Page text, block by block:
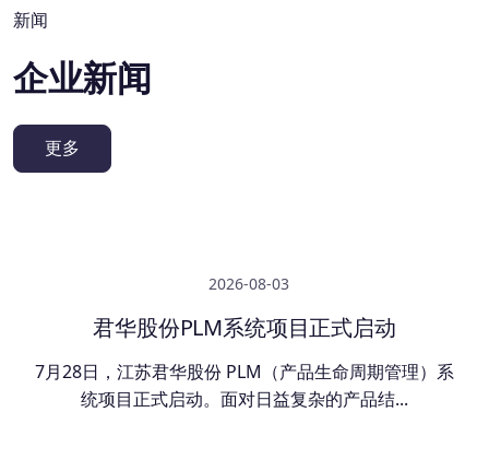
新闻
企业新闻
更多
2026-08-03
君华股份PLM系统项目正式启动
7月28日，江苏君华股份 PLM（产品生命周期管理）系
统项目正式启动。面对日益复杂的产品结...